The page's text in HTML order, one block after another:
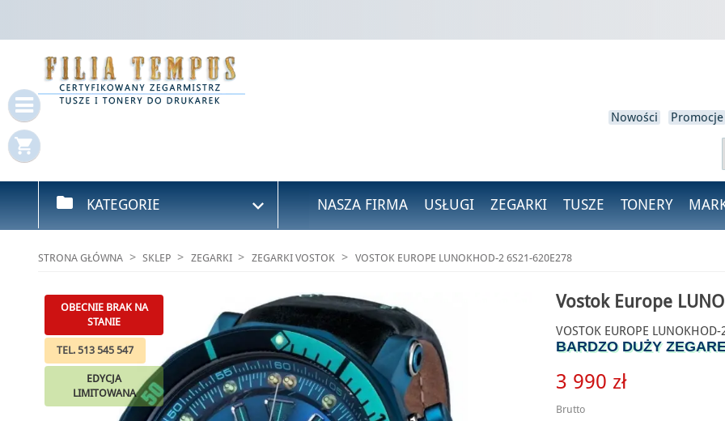
shopping_cart
Nowości Promocje
folder KATEGORIE  NASZA FIRMA USŁUGI ZEGARKI TUSZE TONERY
STRONA GŁÓWNA SKLEP ZEGARKI ZEGARKI VOSTOK VOSTOK EUROPE LUNOKHOD-2 6S21-620E278
OBECNIE BRAK NA
STANIE
TEL. 513 545 547
EDYCJA
LIMITOWANA
Vostok Europe
VOSTOK EUROPE
BARDZO DUŻY
3 990 zł
Brutto